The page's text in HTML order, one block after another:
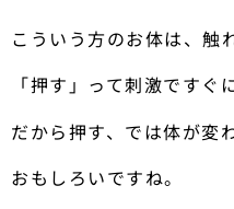
こういう方のお体は、触
「押す」って刺激ですぐ
だから押す、では体が変
おもしろいですね。